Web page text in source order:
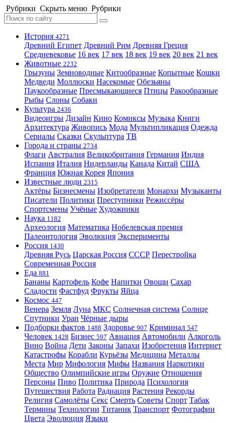
Рубрики Скрыть меню Рубрики
История 4271
Древний Египет Древний Рим Древняя Греция
Средневековье 16 век 17 век 18 век 19 век 20 век 21 век
Животные 2232
Грызуны Земноводные Китообразные Копытные Кошки
Медведи Моллюски Насекомые Обезьяны
Паукообразные Пресмыкающиеся Птицы Ракообразные
Рыбы Слоны Собаки
Культура 2436
Видеоигры Дизайн Кино Комиксы Музыка Книги
Архитектура Живопись Мода Мультипликация Одежда
Сериалы Сказки Скульптура ТВ
Города и страны 2734
Флаги Австралия Великобритания Германия Индия
Испания Италия Нидерланды Канада Китай США
Франция Южная Корея Япония
Известные люди 2315
Актёры Бизнесмены Изобретатели Монархи Музыканты
Писатели Политики Преступники Режиссёры
Спортсмены Учёные Художники
Наука 1182
Археология Математика Нобелевская премия
Палеонтология Эволюция Эксперименты
Россия 1430
Древняя Русь Царская Россия СССР Перестройка
Современная Россия
Еда 881
Бананы Картофель Кофе Напитки Овощи Сахар
Сладости Фастфуд Фрукты Яйца
Космос 447
Венера Земля Луна МКС Солнечная система Солнце
Спутники Уран Чёрные дыры
Подборки фактов 1488 Здоровье 907 Криминал 547
Человек 1428 Бизнес 597 Авиация Автомобили Алкоголь
Вино Война Дети Законы Запахи Изобретения Интернет
Катастрофы Корабли Курьёзы Медицина Металлы
Места Мир Мифология Мифы Названия Наркотики
Общество Олимпийские игры Оружие Отношения
Персоны Пиво Политика Природа Психология
Путешествия Работа Радиация Растения Рекорды
Религия Самолёты Секс Смерть Советы Спорт Табак
Термины Технологии Титаник Транспорт Фотографии
Цвета Эволюция Языки